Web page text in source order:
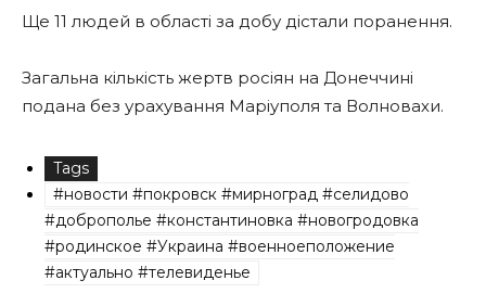
Ще 11 людей в області за добу дістали поранення.
Загальна кількість жертв росіян на Донеччині
подана без урахування Маріуполя та Волновахи.
Tags
#новости #покровск #мирноград #селидово
#доброполье #константиновка #новогродовка
#родинское #Украина #военноеположение
#актуально #телевиденье